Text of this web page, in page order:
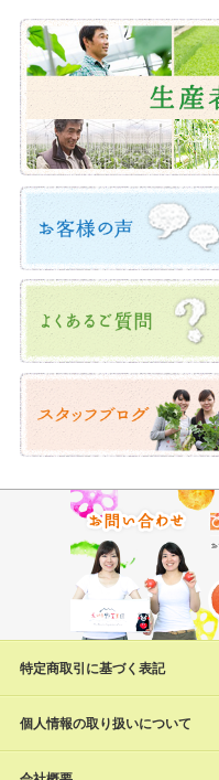
特定商取引に基づく表記
個人情報の取り扱いについて